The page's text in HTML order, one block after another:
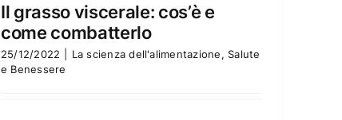
Il grasso viscerale: cos’è e
come combatterlo
25/12/2022 La scienza dell'alimentazione, Salute
e Benessere